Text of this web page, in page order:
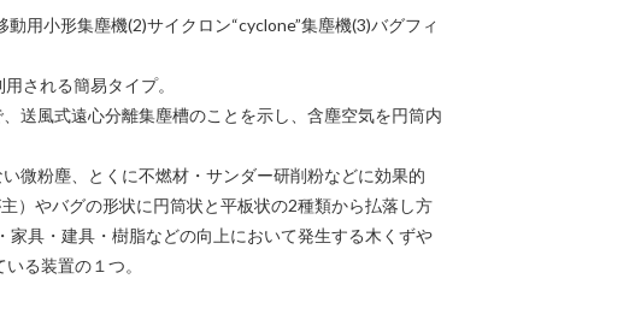
用小形集塵機(2)サイクロン“cyclone”集塵機(3)バグフィ
される簡易タイプ。
送風式遠心分離集塵槽のことを示し、含塵空気を円筒内
微粉塵、とくに不燃材・サンダー研削粉などに効果的
）やバグの形状に円筒状と平板状の2種類から払落し方
具・建具・樹脂などの向上において発生する木くずや
いる装置の１つ。